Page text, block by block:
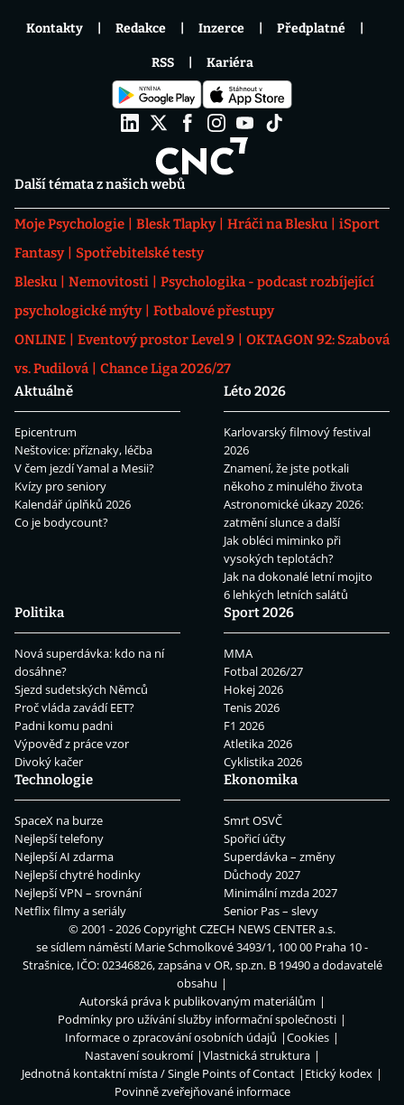
Další témata z našich webů
Moje Psychologie Blesk Tlapky Hráči na Blesku
iSport
Fantasy
Spotřebitelské testy
Blesku
Nemovitosti
Psychologika - podcast rozbíjející
psychologické mýty
Fotbalové přestupy
ONLINE
Eventový prostor Level 9
OKTAGON 92: Szabová
vs. Pudilová
Chance Liga 2026/27
Aktuálně
Epicentrum
Neštovice: příznaky, léčba
V čem jezdí Yamal a Mesii?
Kvízy pro seniory
Kalendář úplňků 2026
Co je bodycount?
Léto 2026
Karlovarský filmový festival
2026
Znamení, že jste potkali
někoho z minulého života
Astronomické úkazy 2026:
zatmění slunce a další
Jak obléci miminko při
vysokých teplotách?
Jak na dokonalé letní mojito
6 lehkých letních salátů
Politika
Nová superdávka: kdo na ní
dosáhne?
Sjezd sudetských Němců
Proč vláda zavádí EET?
Padni komu padni
Výpověď z práce vzor
Divoký kačer
Sport 2026
MMA
Fotbal 2026/27
Hokej 2026
Tenis 2026
F1 2026
Atletika 2026
Cyklistika 2026
Technologie
SpaceX na burze
Nejlepší telefony
Nejlepší AI zdarma
Nejlepší chytré hodinky
Nejlepší VPN – srovnání
Netflix filmy a seriály
Ekonomika
Smrt OSVČ
Spořicí účty
Superdávka – změny
Důchody 2027
Minimální mzda 2027
Senior Pas – slevy
Kontakty Redakce Inzerce Předplatné
RSS Kariéra
© 2001 - 2026 CopyrightCZECH NEWS CENTER a.s.
se sídlem náměstí Marie Schmolkové 3493/1, 100 00 Praha 10 -
Strašnice, IČO: 02346826, zapsána v OR, sp.zn. B 19490 a dodavatelé
obsahu
Autorská práva k publikovaným materiálům
Podmínky pro užívání služby informační společnosti
Informace o zpracování osobních údajů
Cookies
Nastavení soukromí
Vlastnická struktura
Jednotná kontaktní místa / Single Points of Contact
Etický kodex
Povinně zveřejňované informace